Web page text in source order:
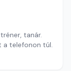
tanár.
a telefonon túl.